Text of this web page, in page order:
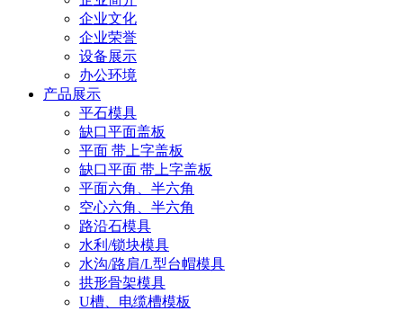
企业文化
企业荣誉
设备展示
办公环境
产品展示
平石模具
缺口平面盖板
平面 带上字盖板
缺口平面 带上字盖板
平面六角、半六角
空心六角、半六角
路沿石模具
水利/锁块模具
水沟/路肩/L型台帽模具
拱形骨架模具
U槽、电缆槽模板